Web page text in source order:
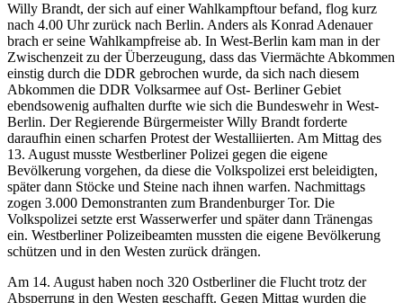
Willy Brandt, der sich auf einer Wahlkampftour befand, flog kurz
nach 4.00 Uhr zurück nach Berlin. Anders als Konrad Adenauer
brach er seine Wahlkampfreise ab. In West-Berlin kam man in der
Zwischenzeit zu der Überzeugung, dass das Viermächte Abkommen
einstig durch die DDR gebrochen wurde, da sich nach diesem
Abkommen die DDR Volksarmee auf Ost- Berliner Gebiet
ebendsowenig aufhalten durfte wie sich die Bundeswehr in West-
Berlin. Der Regierende Bürgermeister Willy Brandt forderte
daraufhin einen scharfen Protest der Westalliierten. Am Mittag des
13. August musste Westberliner Polizei gegen die eigene
Bevölkerung vorgehen, da diese die Volkspolizei erst beleidigten,
später dann Stöcke und Steine nach ihnen warfen. Nachmittags
zogen 3.000 Demonstranten zum Brandenburger Tor. Die
Volkspolizei setzte erst Wasserwerfer und später dann Tränengas
ein. Westberliner Polizeibeamten mussten die eigene Bevölkerung
schützen und in den Westen zurück drängen.
Am 14. August haben noch 320 Ostberliner die Flucht trotz der
Absperrung in den Westen geschafft. Gegen Mittag wurden die